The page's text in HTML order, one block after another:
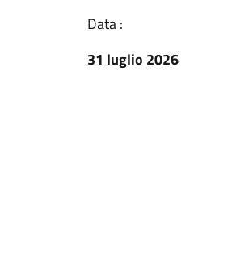
Data :
31 luglio 2026